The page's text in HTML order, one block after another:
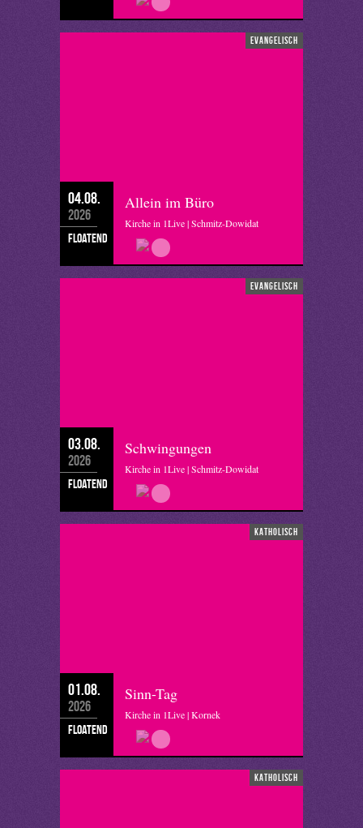
evangelisch
04.08.
2026
floatend
Allein im Büro
Kirche in 1Live | Schmitz-Dowidat
evangelisch
03.08.
2026
floatend
Schwingungen
Kirche in 1Live | Schmitz-Dowidat
katholisch
01.08.
2026
floatend
Sinn-Tag
Kirche in 1Live | Kornek
katholisch